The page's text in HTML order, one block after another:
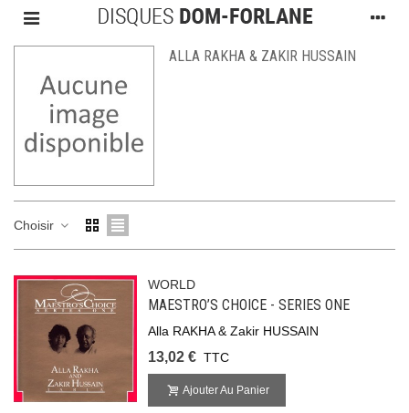
ALLA RAKHA & ZAKIR HUSSAIN
Choisir
WORLD
MAESTRO’S CHOICE - SERIES ONE
Alla RAKHA & Zakir HUSSAIN
13,02 € TTC
Ajouter Au Panier